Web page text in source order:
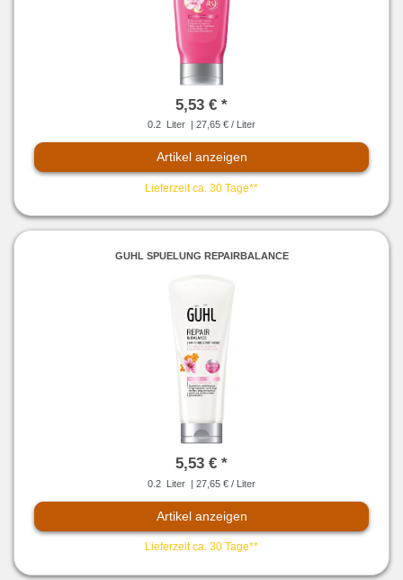
5,53 € *
0.2 Liter | 27,65 € / Liter
Artikel anzeigen
Lieferzeit ca. 30 Tage**
GUHL SPUELUNG REPAIRBALANCE
5,53 € *
0.2 Liter | 27,65 € / Liter
Artikel anzeigen
Lieferzeit ca. 30 Tage**